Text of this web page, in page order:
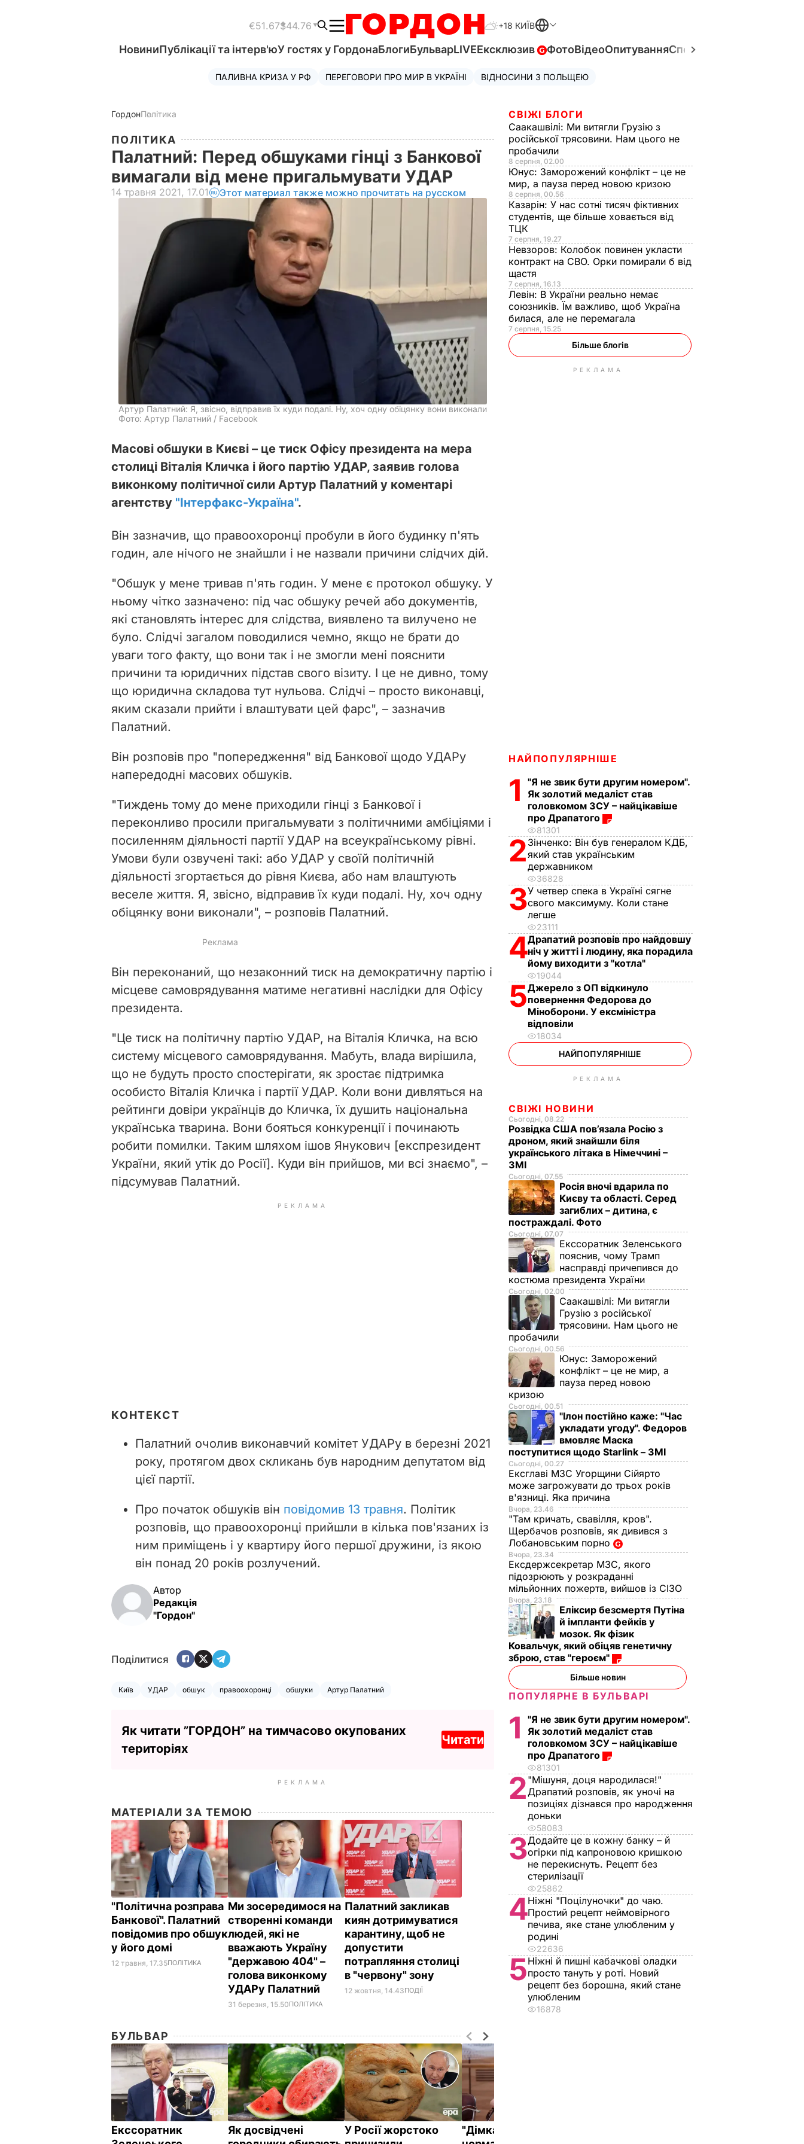
€51.67$44.76 +18 КИЇВ
НовиниПублікації та інтерв'юУ гостях у ГордонаБлогиБульварLIVEЕксклюзив ФотоВідеоОпитуванняСпецпроєкти
ПАЛИВНА КРИЗА У РФ ПЕРЕГОВОРИ ПРО МИР В УКРАЇНІ ВІДНОСИНИ З ПОЛЬЩЕЮ
ГордонПолітика
ПОЛІТИКА
Палатний: Перед обшуками гінці з Банкової
вимагали від мене пригальмувати УДАР
14 травня 2021, 17.01 Этот материал также можно прочитать на русском
Артур Палатний: Я, звісно, відправив їх куди подалі. Ну, хоч одну обіцянку вони виконали
Фото: Артур Палатний / Facebook
Масові обшуки в Києві – це тиск Офісу президента на мера
столиці Віталія Кличка і його партію УДАР, заявив голова
виконкому політичної сили Артур Палатний у коментарі
агентству "Інтерфакс-Україна".
Він зазначив, що правоохоронці пробули в його будинку п'ять
годин, але нічого не знайшли і не назвали причини слідчих дій.
"Обшук у мене тривав п'ять годин. У мене є протокол обшуку. У
ньому чітко зазначено: під час обшуку речей або документів,
які становлять інтерес для слідства, виявлено та вилучено не
було. Слідчі загалом поводилися чемно, якщо не брати до
уваги того факту, що вони так і не змогли мені пояснити
причини та юридичних підстав свого візиту. І це не дивно, тому
що юридична складова тут нульова. Слідчі – просто виконавці,
яким сказали прийти і влаштувати цей фарс", – зазначив
Палатний.
Він розповів про "попередження" від Банкової щодо УДАРу
напередодні масових обшуків.
"Тиждень тому до мене приходили гінці з Банкової і
переконливо просили пригальмувати з політичними амбіціями і
посиленням діяльності партії УДАР на всеукраїнському рівні.
Умови були озвучені такі: або УДАР у своїй політичній
діяльності згортається до рівня Києва, або нам влаштують
веселе життя. Я, звісно, відправив їх куди подалі. Ну, хоч одну
обіцянку вони виконали", – розповів Палатний.
Він переконаний, що незаконний тиск на демократичну партію і
місцеве самоврядування матиме негативні наслідки для Офісу
президента.
"Це тиск на політичну партію УДАР, на Віталія Кличка, на всю
систему місцевого самоврядування. Мабуть, влада вирішила,
що не будуть просто спостерігати, як зростає підтримка
особисто Віталія Кличка і партії УДАР. Коли вони дивляться на
рейтинги довіри українців до Кличка, їх душить національна
українська тварина. Вони бояться конкуренції і починають
робити помилки. Таким шляхом ішов Янукович [експрезидент
України, який утік до Росії]. Куди він прийшов, ми всі знаємо", –
підсумував Палатний.
РЕКЛАМА
КОНТЕКСТ
Палатний очолив виконавчий комітет УДАРу в березні 2021
року, протягом двох скликань був народним депутатом від
цієї партії.
Про початок обшуків він повідомив 13 травня. Політик
розповів, що правоохоронці прийшли в кілька пов'язаних із
ним приміщень і у квартиру його першої дружини, із якою
він понад 20 років розлучений.
Автор
Редакція
"Гордон"
Поділитися
Київ УДАР обшук правоохоронці обшуки Артур Палатний
Як читати ”ГОРДОН” на тимчасово окупованих
територіях
Читати
РЕКЛАМА
МАТЕРІАЛИ ЗА ТЕМОЮ
"Політична розправа
Банкової". Палатний
повідомив про обшук
у його домі
12 травня, 17.35ПОЛІТИКА
Ми зосередимося на
створенні команди
людей, які не
вважають Україну
"державою 404" –
голова виконкому
УДАРу Палатний
31 березня, 15.50ПОЛІТИКА
Палатний закликав
киян дотримуватися
карантину, щоб не
допустити
потрапляння столиці
в "червону" зону
12 жовтня, 14.43ПОДІЇ
БУЛЬВАР
Екссоратник
Як досвідчені
У Росії жорстоко
"Дімка був наче
СВІЖІ БЛОГИ
Саакашвілі: Ми витягли Грузію з
російської трясовини. Нам цього не
пробачили
8 серпня, 02.00
Юнус: Заморожений конфлікт – це не
мир, а пауза перед новою кризою
8 серпня, 00.56
Казарін: У нас сотні тисяч фіктивних
студентів, ще більше ховається від
ТЦК
7 серпня, 19.27
Невзоров: Колобок повинен укласти
контракт на СВО. Орки помирали б від
щастя
7 серпня, 16.13
Левін: В України реально немає
союзників. Їм важливо, щоб Україна
билася, але не перемагала
7 серпня, 15.25
Більше блогів
РЕКЛАМА
НАЙПОПУЛЯРНІШЕ
1
"Я не звик бути другим номером".
Як золотий медаліст став
головкомом ЗСУ – найцікавіше
про Драпатого
81301
2 Зінченко: Він був генералом КДБ,
який став українським
державником
36828
3У четвер спека в Україні сягне
свого максимуму. Коли стане
легше
23111
4Драпатий розповів про найдовшу
ніч у житті і людину, яка порадила
йому виходити з "котла"
19044
5Джерело з ОП відкинуло
повернення Федорова до
Міноборони. У ексміністра
відповіли
18034
НАЙПОПУЛЯРНІШЕ
РЕКЛАМА
СВІЖІ НОВИНИ
Сьогодні, 08.22
Розвідка США пов’язала Росію з
дроном, який знайшли біля
українського літака в Німеччині –
ЗМІ
Сьогодні, 07.55
Росія вночі вдарила по
Києву та області. Серед
загиблих – дитина, є
постраждалі. Фото
Сьогодні, 07.07
Екссоратник Зеленського
пояснив, чому Трамп
насправді причепився до
костюма президента України
Сьогодні, 02.00
Саакашвілі: Ми витягли
Грузію з російської
трясовини. Нам цього не
пробачили
Сьогодні, 00.56
Юнус: Заморожений
конфлікт – це не мир, а
пауза перед новою
кризою
Сьогодні, 00.51
"Ілон постійно каже: "Час
укладати угоду". Федоров
вмовляє Маска
поступитися щодо Starlink – ЗМІ
Сьогодні, 00.27
Ексглаві МЗС Угорщини Сійярто
може загрожувати до трьох років
в'язниці. Яка причина
Вчора, 23.46
"Там кричать, свавілля, кров".
Щербачов розповів, як дивився з
Лобановським порно
Вчора, 23.34
Ексдержсекретар МЗС, якого
підозрюють у розкраданні
мільйонних пожертв, вийшов із СІЗО
Вчора, 23.18
Еліксир безсмертя Путіна
й імпланти фейків у
мозок. Як фізик
Ковальчук, який обіцяв генетичну
зброю, став "героєм"
Більше новин
ПОПУЛЯРНЕ В БУЛЬВАРІ
1
"Я не звик бути другим номером".
Як золотий медаліст став
головкомом ЗСУ – найцікавіше
про Драпатого
81301
2 "Мішуня, доця народилася!"
Драпатий розповів, як уночі на
позиціях дізнався про народження
доньки
58083
3Додайте це в кожну банку – й
огірки під капроновою кришкою
не перекиснуть. Рецепт без
стерилізації
25862
4Ніжні "Поцілуночки" до чаю.
Простий рецепт неймовірного
печива, яке стане улюбленим у
родині
22636
5Ніжні й пишні кабачкові оладки
просто тануть у роті. Новий
рецепт без борошна, який стане
улюбленим
16878